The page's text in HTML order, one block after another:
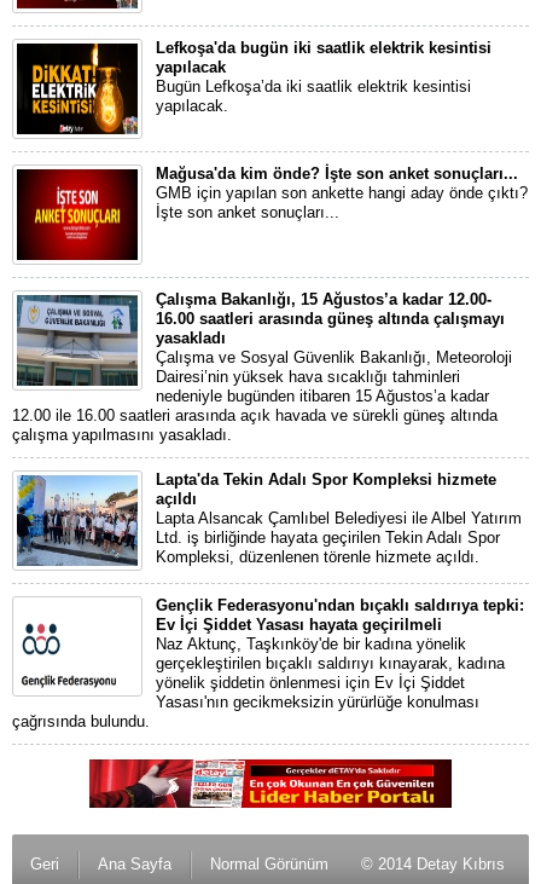
Lefkoşa'da bugün iki saatlik elektrik kesintisi
yapılacak
Bugün Lefkoşa’da iki saatlik elektrik kesintisi
yapılacak.
Mağusa'da kim önde? İşte son anket sonuçları...
GMB için yapılan son ankette hangi aday önde çıktı?
İşte son anket sonuçları...
Çalışma Bakanlığı, 15 Ağustos’a kadar 12.00-
16.00 saatleri arasında güneş altında çalışmayı
yasakladı
Çalışma ve Sosyal Güvenlik Bakanlığı, Meteoroloji
Dairesi’nin yüksek hava sıcaklığı tahminleri
nedeniyle bugünden itibaren 15 Ağustos’a kadar
12.00 ile 16.00 saatleri arasında açık havada ve sürekli güneş altında
çalışma yapılmasını yasakladı.
Lapta'da Tekin Adalı Spor Kompleksi hizmete
açıldı
Lapta Alsancak Çamlıbel Belediyesi ile Albel Yatırım
Ltd. iş birliğinde hayata geçirilen Tekin Adalı Spor
Kompleksi, düzenlenen törenle hizmete açıldı.
Gençlik Federasyonu'ndan bıçaklı saldırıya tepki:
Ev İçi Şiddet Yasası hayata geçirilmeli
Naz Aktunç, Taşkınköy'de bir kadına yönelik
gerçekleştirilen bıçaklı saldırıyı kınayarak, kadına
yönelik şiddetin önlenmesi için Ev İçi Şiddet
Yasası'nın gecikmeksizin yürürlüğe konulması
çağrısında bulundu.
Geri Ana Sayfa Normal Görünüm © 2014 Detay Kıbrıs